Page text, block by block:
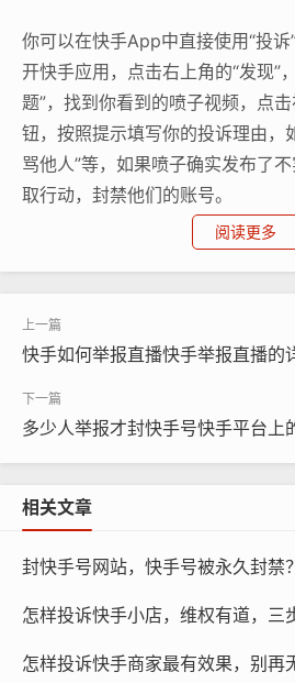
你可以在快手App中直接使用“投
开快手应用，点击右上角的“发现”
题”，找到你看到的喷子视频，点
钮，按照提示填写你的投诉理由，
骂他人”等，如果喷子确实发布了
取行动，封禁他们的账号。
快手App中，点击右上角的“帮助”
提供详细的投诉信息，包括喷子的
认为该行为是违规的，客服人员会
并采取相应的措施。
快手提供了专门的举报入口，打开
的“发现”，然后选择“视频”或“话题
理由，快手会根据您的举报内容进
过，他们将采取行动，封禁喷子的
阅读更多
快手如何举报直播快手举报直播的
多少人举报才封快手号快手平台上
相关文章